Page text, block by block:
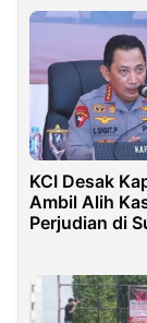
KCI Desak
Ambil Alih
Perjudian di